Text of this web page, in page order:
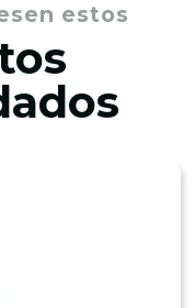
estos